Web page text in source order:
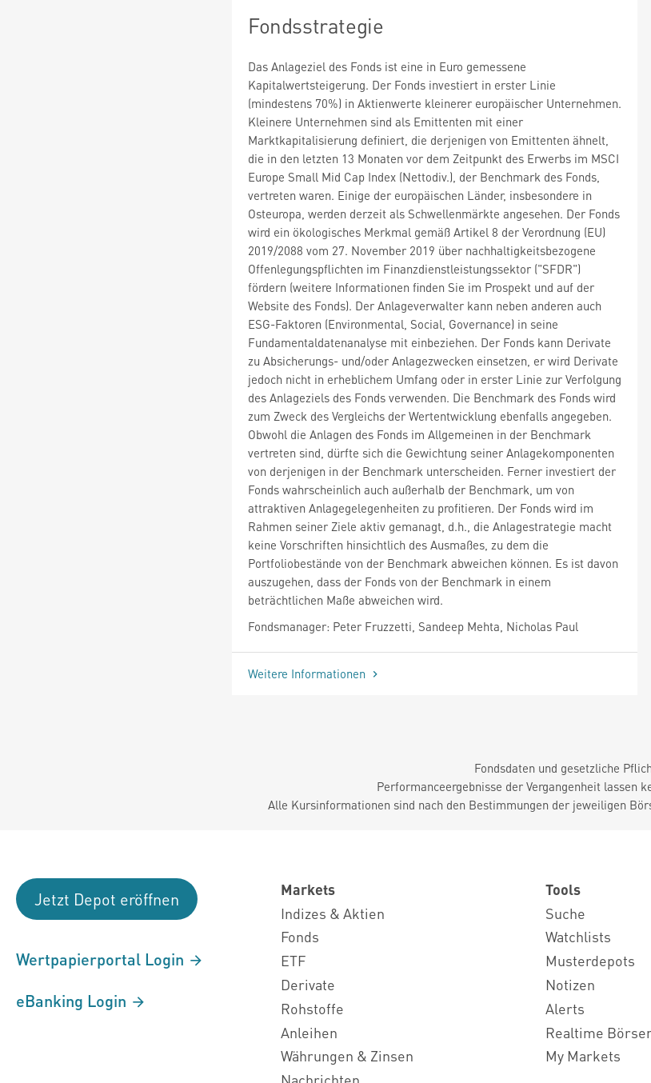
Fondsstrategie
Das Anlageziel des Fonds ist eine in Euro gemessene
Kapitalwertsteigerung. Der Fonds investiert in erster Linie
(mindestens 70%) in Aktienwerte kleinerer europäischer Unternehmen.
Kleinere Unternehmen sind als Emittenten mit einer
Marktkapitalisierung definiert, die derjenigen von Emittenten ähnelt,
die in den letzten 13 Monaten vor dem Zeitpunkt des Erwerbs im MSCI
Europe Small Mid Cap Index (Nettodiv.), der Benchmark des Fonds,
vertreten waren. Einige der europäischen Länder, insbesondere in
Osteuropa, werden derzeit als Schwellenmärkte angesehen. Der Fonds
wird ein ökologisches Merkmal gemäß Artikel 8 der Verordnung (EU)
2019/2088 vom 27. November 2019 über nachhaltigkeitsbezogene
Offenlegungspflichten im Finanzdienstleistungssektor ("SFDR")
fördern (weitere Informationen finden Sie im Prospekt und auf der
Website des Fonds). Der Anlageverwalter kann neben anderen auch
ESG-Faktoren (Environmental, Social, Governance) in seine
Fundamentaldatenanalyse mit einbeziehen. Der Fonds kann Derivate
zu Absicherungs- und/oder Anlagezwecken einsetzen, er wird Derivate
jedoch nicht in erheblichem Umfang oder in erster Linie zur Verfolgung
des Anlageziels des Fonds verwenden. Die Benchmark des Fonds wird
zum Zweck des Vergleichs der Wertentwicklung ebenfalls angegeben.
Obwohl die Anlagen des Fonds im Allgemeinen in der Benchmark
vertreten sind, dürfte sich die Gewichtung seiner Anlagekomponenten
von derjenigen in der Benchmark unterscheiden. Ferner investiert der
Fonds wahrscheinlich auch außerhalb der Benchmark, um von
attraktiven Anlagegelegenheiten zu profitieren. Der Fonds wird im
Rahmen seiner Ziele aktiv gemanagt, d.h., die Anlagestrategie macht
keine Vorschriften hinsichtlich des Ausmaßes, zu dem die
Portfoliobestände von der Benchmark abweichen können. Es ist davon
auszugehen, dass der Fonds von der Benchmark in einem
beträchtlichen Maße abweichen wird.
Fondsmanager: Peter Fruzzetti, Sandeep Mehta, Nicholas Paul
Weitere Informationen
Fondsdaten und gesetzliche
Performanceergebnisse der Vergangenheit lassen
Alle Kursinformationen sind nach den Bestimmungen der jeweiligen
Jetzt Depot eröffnen
Wertpapierportal Login
eBanking Login
Markets
Indizes & Aktien
Fonds
ETF
Derivate
Rohstoffe
Anleihen
Währungen & Zinsen
Tools
Suche
Watchlists
Musterdepots
Notizen
Alerts
Realtime
My Markets